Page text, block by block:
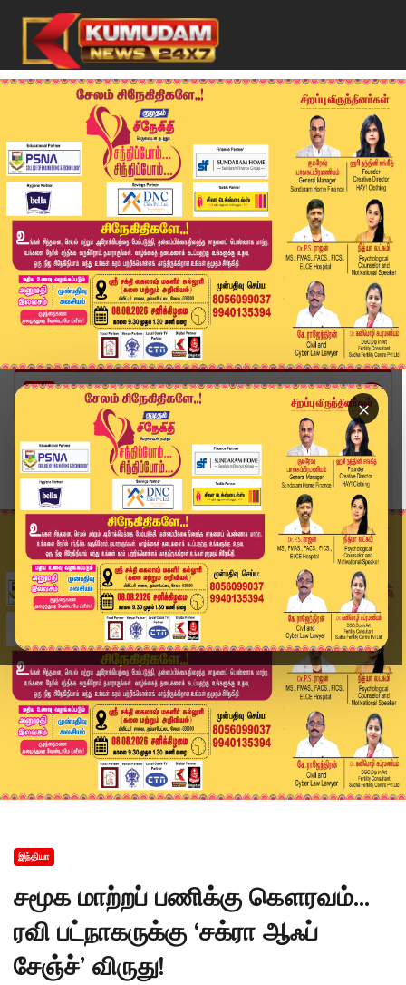
×
Home
இந்தியா
சமூக மாற்றப் பணிக்கு கௌரவம்... ரவி பட்நாகருக்கு...
இந்தியா
சமூக மாற்றப் பணிக்கு கௌரவம்...
ரவி பட்நாகருக்கு ‘சக்ரா ஆஃப்
சேஞ்ச்’ விருது!